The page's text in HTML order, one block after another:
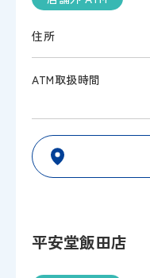
住所
ATM取扱時間
平安堂飯田店